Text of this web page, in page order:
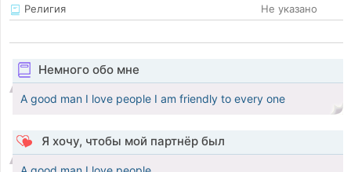
Религия
Не указано
Немного обо мне
A good man I love people I am friendly to every one
Я хочу, чтобы мой партнёр был